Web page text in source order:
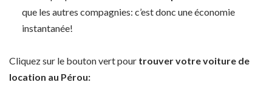
que les autres compagnies: c’est donc une économie
instantanée!
Cliquez sur le bouton vert pour trouver votre voiture de
location au Pérou: